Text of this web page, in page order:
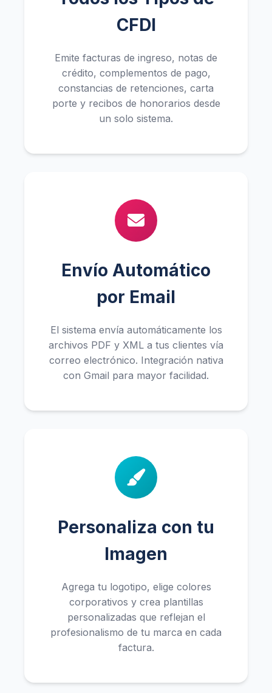
CFDI
Emite facturas de ingreso, notas de
crédito, complementos de pago,
constancias de retenciones, carta
porte y recibos de honorarios desde
un solo sistema.
Envío Automático
por Email
El sistema envía automáticamente los
archivos PDF y XML a tus clientes vía
correo electrónico. Integración nativa
con Gmail para mayor facilidad.
Personaliza con tu
Imagen
Agrega tu logotipo, elige colores
corporativos y crea plantillas
personalizadas que reflejan el
profesionalismo de tu marca en cada
factura.